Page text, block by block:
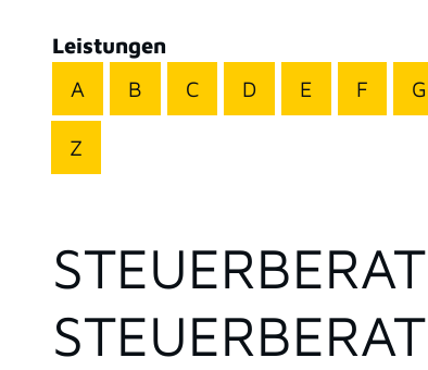
Leistungen
A
B C D E F G
Z